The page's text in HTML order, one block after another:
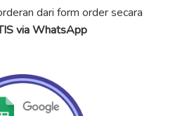
dari form order secara
via WhatsApp